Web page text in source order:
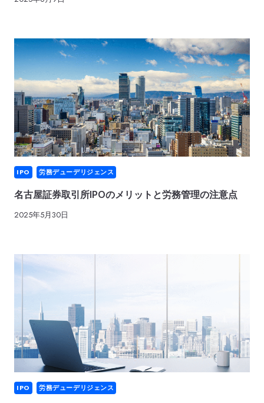
IPO 労務デューデリジェンス
名古屋証券取引所IPOのメリットと労務管理の注意点
2025年5月30日
IPO 労務デューデリジェンス